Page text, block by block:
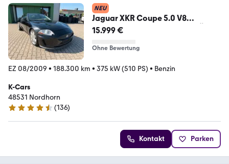
NEU
Jaguar XKR Coupe 5.0 V8
Kompres*Bowers&Wilkins*TÜV
15.999 €
Ohne Bewertung
EZ 08/2009 • 188.300 km • 375 kW (510 PS) • Benzin
K-Cars
48531 Nordhorn
4.4 Sterne
(136)
Kontakt Parken